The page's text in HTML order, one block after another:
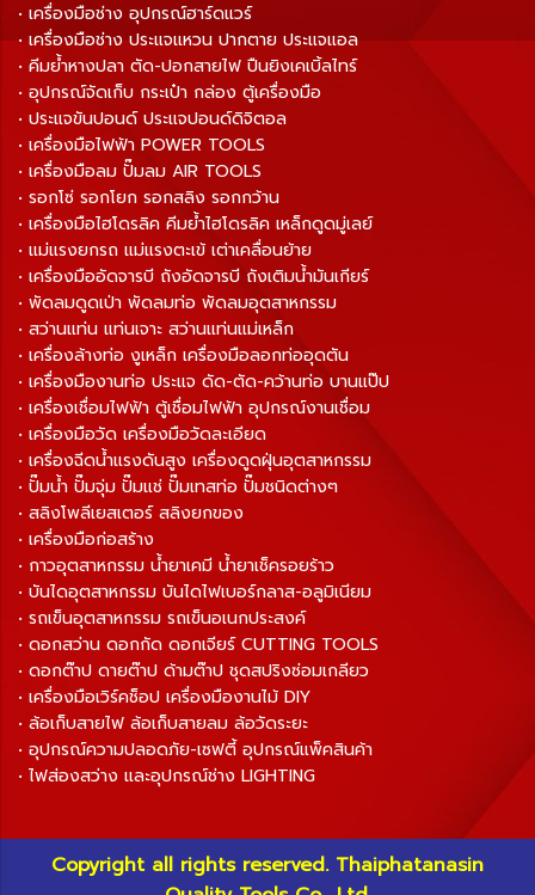
• เครื่องมือช่าง อุปกรณ์ฮาร์ดแวร์
• เครื่องมือช่าง ประแจแหวน ปากตาย ประแจแอล
• คีมย้ำหางปลา ตัด-ปอกสายไฟ ปืนยิงเคเบิ้ลไทร์
• อุปกรณ์จัดเก็บ กระเป๋า กล่อง ตู้เครื่องมือ
• ประแจขันปอนด์ ประแจปอนด์ดิจิตอล
• เครื่องมือไฟฟ้า POWER TOOLS
• เครื่องมือลม ปั๊มลม AIR TOOLS
• รอกโซ่ รอกโยก รอกสลิง รอกกว้าน
• เครื่องมือไฮโดรลิค คีมย้ำไฮโดรลิค เหล็กดูดมู่เลย์
• แม่แรงยกรถ แม่แรงตะเข้ เต่าเคลื่อนย้าย
• เครื่องมืออัดจารบี ถังอัดจารบี ถังเติมน้ำมันเกียร์
• พัดลมดูดเป่า พัดลมท่อ พัดลมอุตสาหกรรม
• สว่านแท่น แท่นเจาะ สว่านแท่นแม่เหล็ก
• เครื่องล้างท่อ งูเหล็ก เครื่องมือลอกท่ออุดตัน
• เครื่องมืองานท่อ ประแจ ดัด-ตัด-คว้านท่อ บานแป๊ป
• เครื่องเชื่อมไฟฟ้า ตู้เชื่อมไฟฟ้า อุปกรณ์งานเชื่อม
• เครื่องมือวัด เครื่องมือวัดละเอียด
• เครื่องฉีดน้ำแรงดันสูง เครื่องดูดฝุ่นอุตสาหกรรม
• ปั๊มน้ำ ปั๊มจุ่ม ปั๊มแช่ ปั๊มเทสท่อ ปั๊มชนิดต่างๆ
• สลิงโพลีเยสเตอร์ สลิงยกของ
• เครื่องมือก่อสร้าง
• กาวอุตสาหกรรม น้ำยาเคมี น้ำยาเช็ครอยร้าว
• บันไดอุตสาหกรรม บันไดไฟเบอร์กลาส-อลูมิเนียม
• รถเข็นอุตสาหกรรม รถเข็นอเนกประสงค์
• ดอกสว่าน ดอกกัด ดอกเจียร์ CUTTING TOOLS
• ดอกต๊าป ดายต๊าป ด้ามต๊าป ชุดสปริงซ่อมเกลียว
• เครื่องมือเวิร์คช็อป เครื่องมืองานไม้ DIY
• ล้อเก็บสายไฟ ล้อเก็บสายลม ล้อวัดระยะ
• อุปกรณ์ความปลอดภัย-เซฟตี้ อุปกรณ์แพ็คสินค้า
• ไฟส่องสว่าง และอุปกรณ์ช่าง LIGHTING
Copyright all rights reserved. Thaiphatanasin